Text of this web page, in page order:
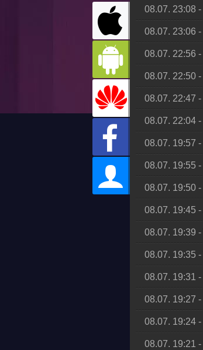
08.07. 23:08 -
08.07. 23:06 -
08.07. 22:56 -
08.07. 22:50 -
08.07. 22:47 -
08.07. 22:04 -
08.07. 19:57 -
08.07. 19:55 -
08.07. 19:50 -
08.07. 19:45 -
08.07. 19:39 -
08.07. 19:35 -
08.07. 19:31 -
08.07. 19:27 -
08.07. 19:24 -
08.07. 19:21 -